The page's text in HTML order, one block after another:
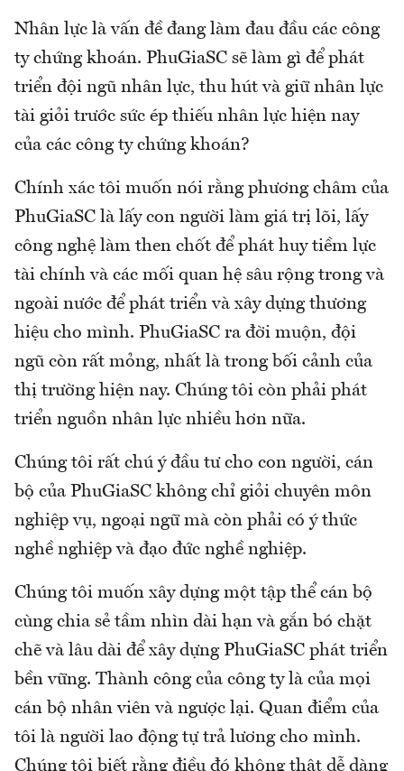
Nhân lực là vấn đề đang làm đau đầu các công
ty chứng khoán. PhuGiaSC sẽ làm gì để phát
triển đội ngũ nhân lực, thu hút và giữ nhân lực
tài giỏi trước sức ép thiếu nhân lực hiện nay
của các công ty chứng khoán?
Chính xác tôi muốn nói rằng phương châm của
PhuGiaSC là lấy con người làm giá trị lõi, lấy
công nghệ làm then chốt để phát huy tiềm lực
tài chính và các mối quan hệ sâu rộng trong và
ngoài nước để phát triển và xây dựng thương
hiệu cho mình. PhuGiaSC ra đời muộn, đội
ngũ còn rất mỏng, nhất là trong bối cảnh của
thị trường hiện nay. Chúng tôi còn phải phát
triển nguồn nhân lực nhiều hơn nữa.
Chúng tôi rất chú ý đầu tư cho con người, cán
bộ của PhuGiaSC không chỉ giỏi chuyên môn
nghiệp vụ, ngoại ngữ mà còn phải có ý thức
nghề nghiệp và đạo đức nghề nghiệp.
Chúng tôi muốn xây dựng một tập thể cán bộ
cùng chia sẻ tầm nhìn dài hạn và gắn bó chặt
chẽ và lâu dài để xây dựng PhuGiaSC phát triển
bền vững. Thành công của công ty là của mọi
cán bộ nhân viên và ngược lại. Quan điểm của
tôi là người lao động tự trả lương cho mình.
Chúng tôi biết rằng điều đó không thật dễ dàng